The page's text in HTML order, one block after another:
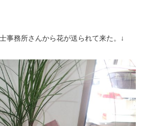
事務所さんから花が送られて来た。↓